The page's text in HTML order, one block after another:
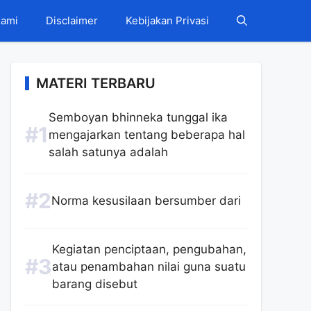
Disclaimer Kebijakan Privasi
MATERI TERBARU
Semboyan bhinneka tunggal ika
mengajarkan tentang beberapa hal
salah satunya adalah
Norma kesusilaan bersumber dari
Kegiatan penciptaan, pengubahan,
atau penambahan nilai guna suatu
barang disebut